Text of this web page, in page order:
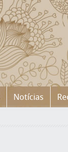
Notícias